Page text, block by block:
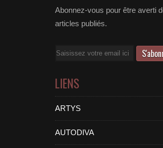
Abonnez-vous pour être averti
articles publiés.
Email
LIENS
ARTYS
AUTODIVA